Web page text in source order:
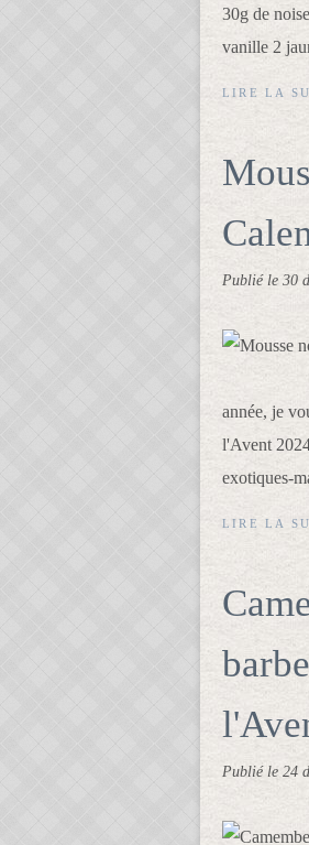
30g de
vanille 2
LIRE LA
Publié le 30
année, je
l'Avent
exotiques-
LIRE LA
Publié le 24